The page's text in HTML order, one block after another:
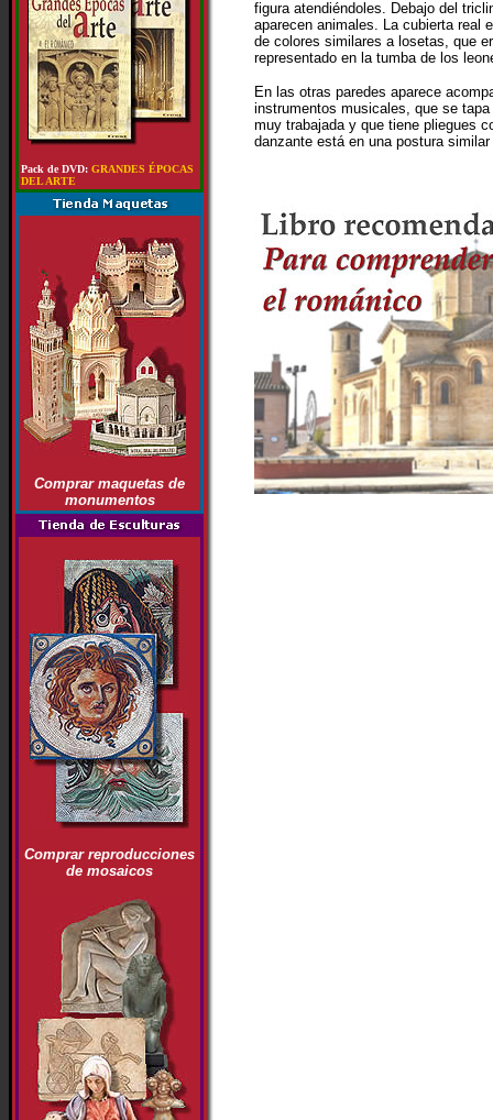
Pack de DVD: GRANDES ÉPOCAS
DEL ARTE
Comprar maquetas de
monumentos
Comprar reproducciones
de mosaicos
figura atendiéndoles. Debajo del
aparecen animales. La cubierta real
de colores similares a losetas, que
representado en la tumba de los
En las otras paredes aparece
instrumentos musicales, que se
muy trabajada y que tiene pliegues
danzante está en una postura